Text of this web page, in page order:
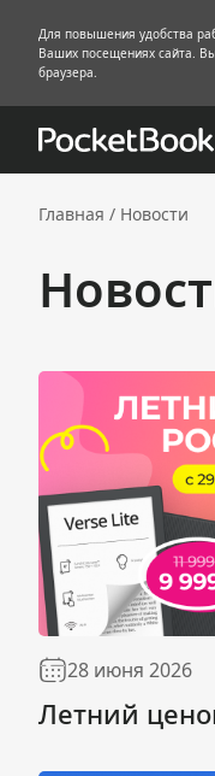
Для повышения удобства
Ваших посещениях сайта.
браузера.
Главная / Новости
28 июня 2026
Летний